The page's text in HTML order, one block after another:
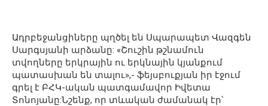
Ադրբեջանցիները պղծել են Սպարապետ Վազգեն
Սարգսյանի արձանը: «Շուշին թշնամուն
տվողները երկրային ու երկնային կյանքում
պատասխան են տալու»,- ֆեյսբուքյան իր էջում
գրել է ԲՀԿ-ական պատգամավոր Իվետա
Տոնոյանը:Նշենք, որ տևական ժամանակ էր՝